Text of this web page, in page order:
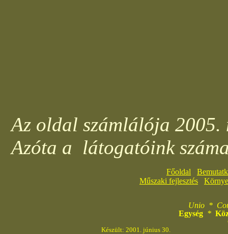
Az oldal számlálója
Azóta a látogatóink
Főoldal
Műszaki fejlesztés
Unio *
Egység *
Készült: 2001.